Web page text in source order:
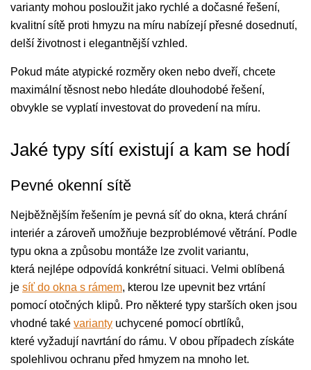
varianty mohou posloužit jako rychlé a dočasné řešení,
kvalitní sítě proti hmyzu na míru nabízejí přesné dosednutí,
delší životnost i elegantnější vzhled.
Pokud máte atypické rozměry oken nebo dveří, chcete
maximální těsnost nebo hledáte dlouhodobé řešení,
obvykle se vyplatí investovat do provedení na míru.
Jaké typy sítí existují a kam se hodí
Pevné okenní sítě
Nejběžnějším řešením je pevná síť do okna, která chrání
interiér a zároveň umožňuje bezproblémové větrání. Podle
typu okna a způsobu montáže lze zvolit variantu,
která nejlépe odpovídá konkrétní situaci. Velmi oblíbená
je síť do okna s rámem, kterou lze upevnit bez vrtání
pomocí otočných klipů. Pro některé typy starších oken jsou
vhodné také varianty uchycené pomocí obrtlíků,
které vyžadují navrtání do rámu. V obou případech získáte
spolehlivou ochranu před hmyzem na mnoho let.